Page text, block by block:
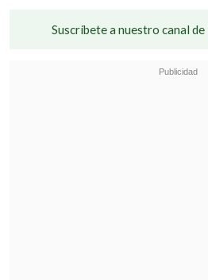
Suscríbete a nuestro canal de